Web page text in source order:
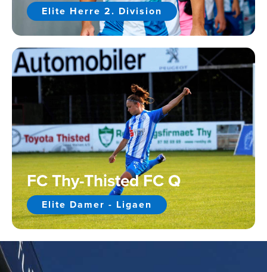
Elite Herre 2. Division
FC Thy-Thisted FC Q
Elite Damer - Ligaen